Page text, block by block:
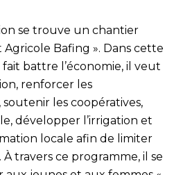
se trouve un chantier
Bafing ». Dans cette
battre l’économie, il veut
renforcer les
les coopératives,
développer l’irrigation et
locale afin de limiter
travers ce programme, il se